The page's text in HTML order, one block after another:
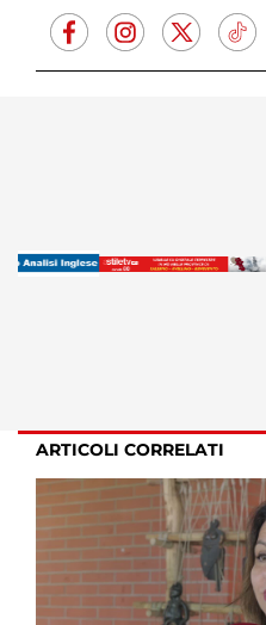
ARTICOLI CORRELATI